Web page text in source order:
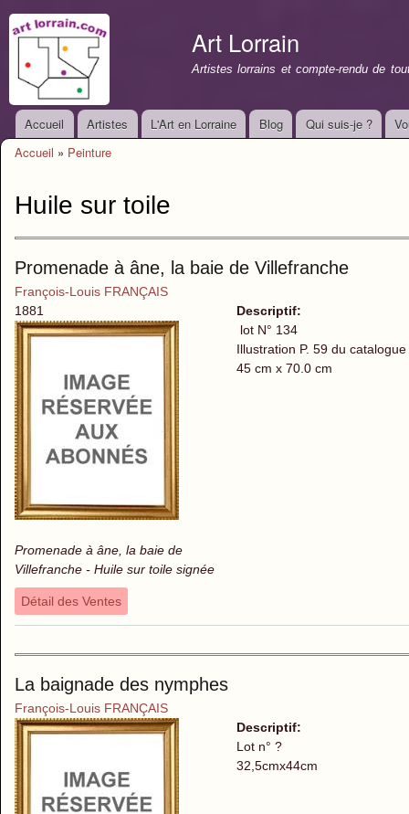
Art Lorrain
Artistes lorrains et compte-rendu de
Menu principal
Accueil Artistes L'Art en Lorraine Blog Qui suis-je ?
Accueil » Peinture
Huile sur toile
Promenade à âne, la baie de Villefranche
François-Louis FRANÇAIS
1881
Promenade à âne, la baie de
Villefranche - Huile sur toile signée
Descriptif:
lot N° 134
Illustration P. 59 du catalogue
45 cm x 70.0 cm
Détail des Ventes
La baignade des nymphes
François-Louis FRANÇAIS
Descriptif:
Lot n° ?
32,5cmx44cm